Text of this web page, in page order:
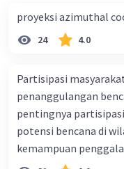
proyeksi azimuthal
24 4.0
Partisipasi
penanggulangan
pentingnya
potensi bencana di
kemampuan
makin tinggi c.